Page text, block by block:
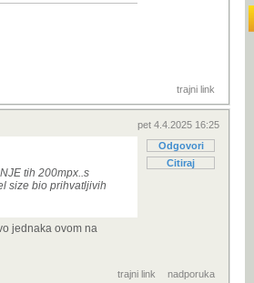
trajni link
pet 4.4.2025 16:25
Odgovori
Citiraj
tih 200mpx..s
size bio prihvatljivih
jednaka ovom na
trajni link nadporuka